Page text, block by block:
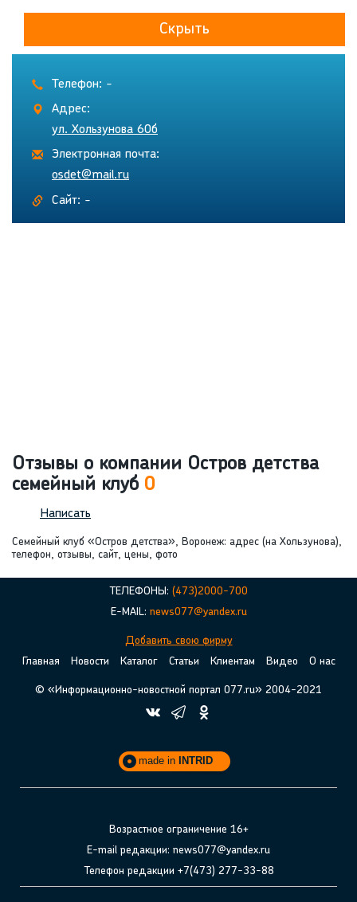
Скрыть
Телефон: -
Адрес:
ул. Хользунова 60б
Электронная почта:
osdet@mail.ru
Сайт: -
Отзывы о компании Остров детства
семейный клуб 0
Написать
Семейный клуб «Остров детства», Воронеж: адрес (на Хользунова),
телефон, отзывы, сайт, цены, фото
ТЕЛЕФОНЫ: (473)2000-700
E-MAIL: news077@yandex.ru
Добавить свою фирму
Главная
Новости Каталог Статьи Клиентам Видео О нас
© «Информационно-новостной портал 077.ru» 2004-2021
made in INTRID
Возрастное ограничение 16+
E-mail редакции: news077@yandex.ru
Телефон редакции +7(473) 277-33-88